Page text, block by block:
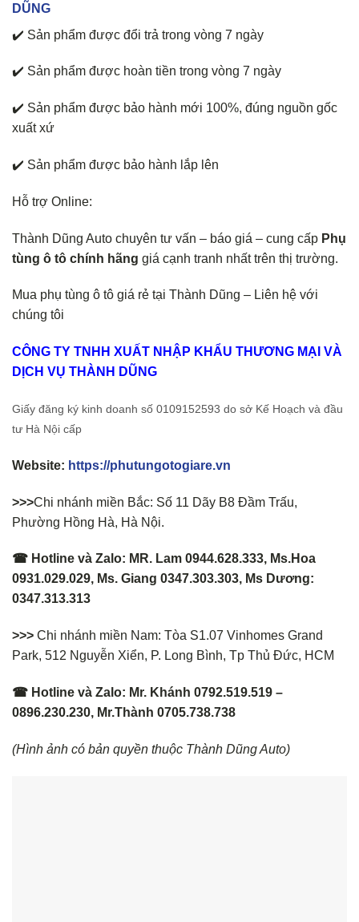
DŨNG
✔️ Sản phẩm được đổi trả trong vòng 7 ngày
✔️ Sản phẩm được hoàn tiền trong vòng 7 ngày
✔️ Sản phẩm được bảo hành mới 100%, đúng nguồn gốc
xuất xứ
✔️ Sản phẩm được bảo hành lắp lên
Hỗ trợ Online:
Thành Dũng Auto chuyên tư vấn – báo giá – cung cấp Phụ
tùng ô tô chính hãng giá cạnh tranh nhất trên thị trường.
Mua phụ tùng ô tô giá rẻ tại Thành Dũng – Liên hệ với
chúng tôi
CÔNG TY TNHH XUẤT NHẬP KHẨU THƯƠNG MẠI VÀ
DỊCH VỤ THÀNH DŨNG
Giấy đăng ký kinh doanh số 0109152593 do sở Kế Hoạch và đầu
tư Hà Nội cấp
Website: https://phutungotogiare.vn
>>>Chi nhánh miền Bắc: Số 11 Dãy B8 Đầm Trấu,
Phường Hồng Hà, Hà Nội.
☎ Hotline và Zalo: MR. Lam 0944.628.333, Ms.Hoa
0931.029.029, Ms. Giang 0347.303.303, Ms Dương:
0347.313.313
>>> Chi nhánh miền Nam: Tòa S1.07 Vinhomes Grand
Park, 512 Nguyễn Xiển, P. Long Bình, Tp Thủ Đức, HCM
☎ Hotline và Zalo: Mr. Khánh 0792.519.519 –
0896.230.230, Mr.Thành 0705.738.738
(Hình ảnh có bản quyền thuộc Thành Dũng Auto)